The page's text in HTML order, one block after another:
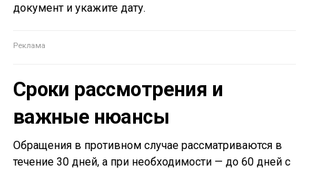
документ и укажите дату.
Сроки рассмотрения и
важные нюансы
Обращения в противном случае рассматриваются в
течение 30 дней, а при необходимости — до 60 дней с